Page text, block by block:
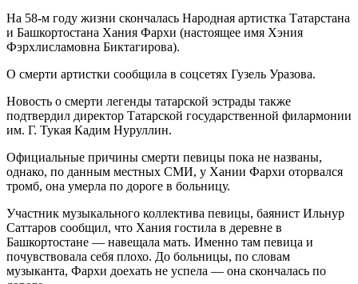
На 58-м году жизни скончалась Народная артистка Татарстана
и Башкортостана Хания Фархи (настоящее имя Хэния
Фэрхлисламовна Биктагирова).
О смерти артистки сообщила в соцсетях Гузель Уразова.
Новость о смерти легенды татарской эстрады также
подтвердил директор Татарской государственной филармонии
им. Г. Тукая Кадим Нуруллин.
Официальные причины смерти певицы пока не названы,
однако, по данным местных СМИ, у Хании Фархи оторвался
тромб, она умерла по дороге в больницу.
Участник музыкального коллектива певицы, баянист Ильнур
Саттаров сообщил, что Хания гостила в деревне в
Башкортостане — навещала мать. Именно там певица и
почувствовала себя плохо. До больницы, по словам
музыканта, Фархи доехать не успела — она скончалась по